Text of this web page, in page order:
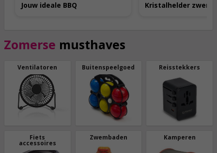
Jouw ideale BBQ Kristalhelder
Zomerse musthaves
Ventilatoren Buitenspeelgoed Reisstekkers
Fiets
accessoires
Zwembaden Kamperen